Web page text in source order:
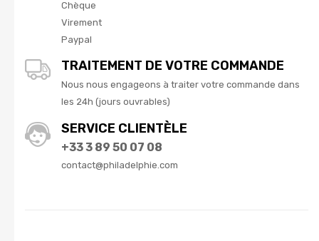
Chèque
Virement
Paypal
TRAITEMENT DE VOTRE COMMANDE
Nous nous engageons à traiter votre commande dans
les 24h (jours ouvrables)
SERVICE CLIENTÈLE
+33 3 89 50 07 08
contact@philadelphie.com